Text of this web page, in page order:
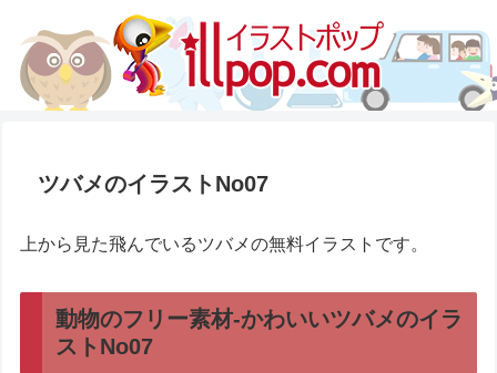
ツバメのイラストNo07
上から見た飛んでいるツバメの無料イラストです。
動物のフリー素材-かわいいツバメのイラ
ストNo07